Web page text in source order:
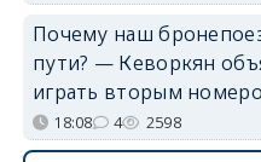
Почему наш
пути? — Кеворкян
играть вторым
18:08 4 2598